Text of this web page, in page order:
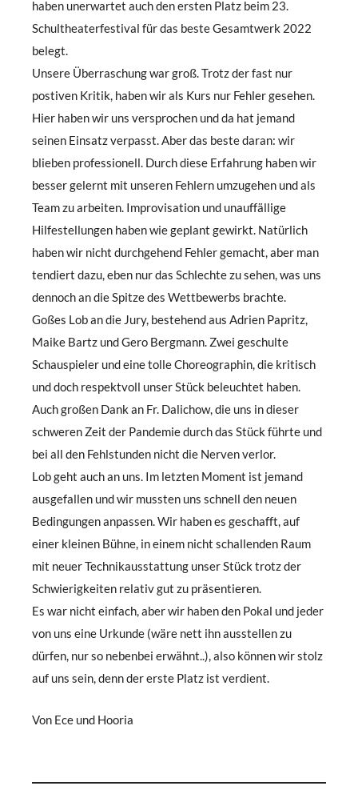
haben unerwartet auch den ersten Platz beim 23.
Schultheaterfestival für das beste Gesamtwerk 2022
belegt.
Unsere Überraschung war groß. Trotz der fast nur
postiven Kritik, haben wir als Kurs nur Fehler gesehen.
Hier haben wir uns versprochen und da hat jemand
seinen Einsatz verpasst. Aber das beste daran: wir
blieben professionell. Durch diese Erfahrung haben wir
besser gelernt mit unseren Fehlern umzugehen und als
Team zu arbeiten. Improvisation und unauffällige
Hilfestellungen haben wie geplant gewirkt. Natürlich
haben wir nicht durchgehend Fehler gemacht, aber man
tendiert dazu, eben nur das Schlechte zu sehen, was uns
dennoch an die Spitze des Wettbewerbs brachte.
Goßes Lob an die Jury, bestehend aus Adrien Papritz,
Maike Bartz und Gero Bergmann. Zwei geschulte
Schauspieler und eine tolle Choreographin, die kritisch
und doch respektvoll unser Stück beleuchtet haben.
Auch großen Dank an Fr. Dalichow, die uns in dieser
schweren Zeit der Pandemie durch das Stück führte und
bei all den Fehlstunden nicht die Nerven verlor.
Lob geht auch an uns. Im letzten Moment ist jemand
ausgefallen und wir mussten uns schnell den neuen
Bedingungen anpassen. Wir haben es geschafft, auf
einer kleinen Bühne, in einem nicht schallenden Raum
mit neuer Technikausstattung unser Stück trotz der
Schwierigkeiten relativ gut zu präsentieren.
Es war nicht einfach, aber wir haben den Pokal und jeder
von uns eine Urkunde (wäre nett ihn ausstellen zu
dürfen, nur so nebenbei erwähnt..), also können wir stolz
auf uns sein, denn der erste Platz ist verdient.
Von Ece und Hooria